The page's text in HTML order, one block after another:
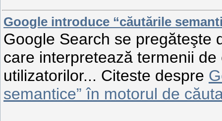
Google introduce “căutările
Google Search se pregăteşte
care interpretează termenii
utilizatorilor... Citeste despre
semantice” în motorul de